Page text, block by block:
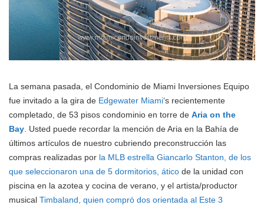
La semana pasada, el Condominio de Miami Inversiones Equipo
fue invitado a la gira de Edgewater Miami‘s recientemente
completado, de 53 pisos condominio en torre de Aria on the
Bay . Usted puede recordar la mención de Aria en la Bahía de
últimos artículos de nuestro cubriendo preconstrucción las
compras realizadas por la MLB estrella Giancarlo Stanton, de los
que seleccionaron una de 5 dormitorios, ático de la unidad con
piscina en la azotea y cocina de verano, y el artista/productor
musical Timbaland, quien compró dos orientada al Este 3